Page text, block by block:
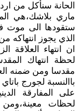
الحانة سنأكل من
ماري بلاشك،هي
ستقودها الى موت
الذي يجوز
ان انتهاء العلاقة
لحظة انتهاك
مقدسا ومن ضمنه
باالنسبة لجورج
على المفارقة
لحظات